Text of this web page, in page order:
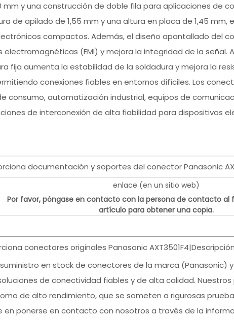
y una construcción de doble fila para aplicaciones de
de apilado de 1,55 mm y una altura en placa de 1,45 mm,
compactos. Además, el diseño apantallado del
(EMI) y mejora la integridad de la señal.
fija aumenta la estabilidad de la soldadura y mejora la
conexiones fiables en entornos difíciles. Los
consumo, automatización industrial, equipos de
de interconexión de alta fiabilidad para dispositivos
documentación y soportes del conector Panasonic
enlace (en un sitio web)
Por favor, póngase en contacto con la persona de contacto al
artículo para obtener una copia.
conectores originales Panasonic
en stock de conectores de la marca (Panasonic)
de conectividad fiables y de alta calidad.
de alto rendimiento, que se someten a rigurosas
en ponerse en contacto con nosotros a través de la